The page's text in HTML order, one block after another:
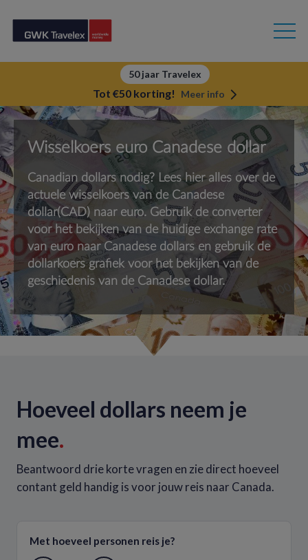
50 jaar Travelex
Tot €50 korting! Meer info
Wisselkoers euro Canadese dollar
Canadian dollars nodig? Lees hier alles over de
actuele wisselkoers van de Canadese
dollar(CAD) naar euro. Gebruik de converter
voor het bekijken van de huidige exchange rate
van euro naar Canadese dollars en gebruik de
dollarkoers grafiek voor het bekijken van de
geschiedenis van de Canadese dollar.
Hoeveel dollars neem je
mee.
Beantwoord drie korte vragen en zie direct hoeveel
contant geld handig is voor jouw reis naar Canada.
Met hoeveel personen reis je?